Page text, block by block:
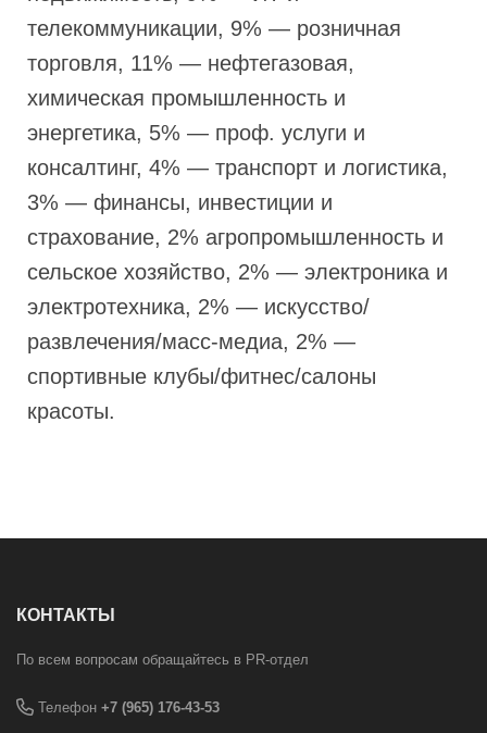
телекоммуникации, 9% — розничная
торговля, 11% — нефтегазовая,
химическая промышленность и
энергетика, 5% — проф. услуги и
консалтинг, 4% — транспорт и логистика,
3% — финансы, инвестиции и
страхование, 2% агропромышленность и
сельское хозяйство, 2% — электроника и
электротехника, 2% — искусство/
развлечения/масс-медиа, 2% —
спортивные клубы/фитнес/салоны
красоты.
КОНТАКТЫ
По всем вопросам обращайтесь в PR-отдел
Телефон +7 (965) 176-43-53